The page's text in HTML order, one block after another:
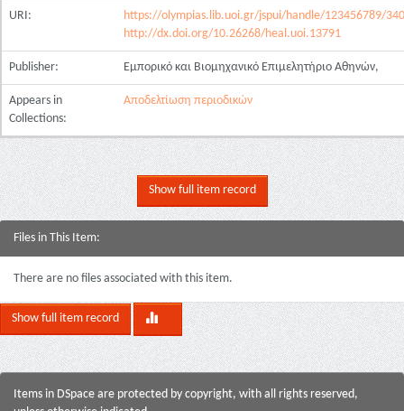
URI:
https://olympias.lib.uoi.gr/jspui/handle/123456789/
http://dx.doi.org/10.26268/heal.uoi.13791
Publisher: Εμπορικό και Βιομηχανικό Επιμελητήριο Αθηνών,
Appears in
Collections:
Αποδελτίωση περιοδικών
Show full item record
Files in This Item:
There are no files associated with this item.
Show full item record
Items in DSpace are protected by copyright, with all rights reserved,